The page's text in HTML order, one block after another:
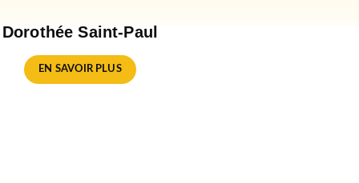
Dorothée Saint-Paul
EN SAVOIR PLUS